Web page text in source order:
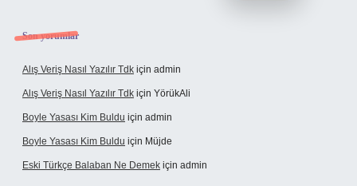
Son yorumlar
Alış Veriş Nasıl Yazılır Tdk için admin
Alış Veriş Nasıl Yazılır Tdk için YörükAli
Boyle Yasası Kim Buldu için admin
Boyle Yasası Kim Buldu için Müjde
Eski Türkçe Balaban Ne Demek için admin